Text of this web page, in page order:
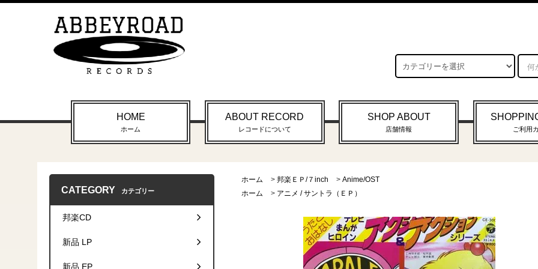
HOME
ホーム
ABOUT RECORD
レコードについて
SHOP ABOUT
店舗情報 ご利用
ホーム > 邦楽ＥＰ/７inch > Anime/OST
ホーム
> アニメ / サントラ（ＥＰ）
CATEGORY カテゴリー
邦楽CD
新品 LP
新品 EP